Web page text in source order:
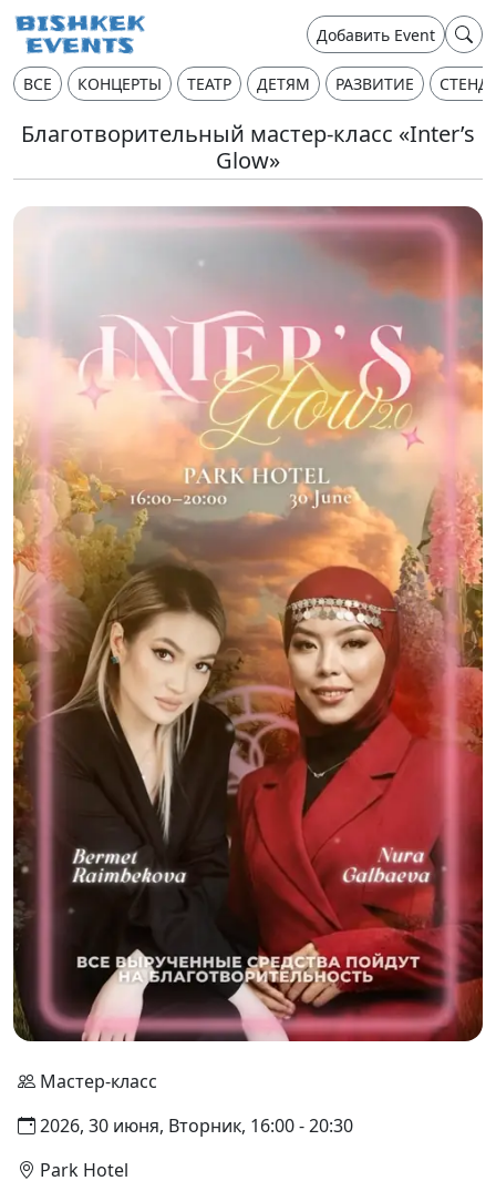
Добавить Event
ВСЕ КОНЦЕРТЫ ТЕАТР ДЕТЯМ РАЗВИТИЕ
Благотворительный мастер-класс «Inter’s
Glow»
Мастер-класс
2026, 30 июня, Вторник, 16:00 - 20:30
Park Hotel